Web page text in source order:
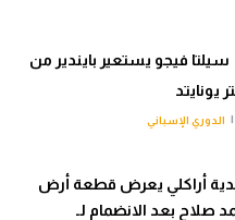
سيلتا فيجو يستعير بايندير من
يونايتد
الدوري الإسباني
أراكلي يعرض قطعة أرض
صلاح بعد الانضمام لـ